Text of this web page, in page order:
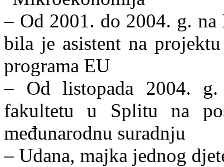
– Od 2001. do 2004. g.
bila je asistent na
programa EU
– Od listopada 2004. g.
fakultetu u Splitu na
međunarodnu suradnju
– Udana, majka jednog